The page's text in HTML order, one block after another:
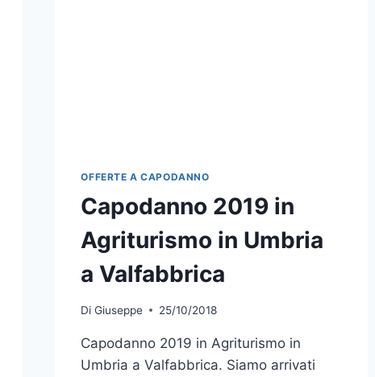
OFFERTE A CAPODANNO
Capodanno 2019 in
Agriturismo in Umbria
a Valfabbrica
Di Giuseppe 25/10/2018
Capodanno 2019 in Agriturismo in
Umbria a Valfabbrica. Siamo arrivati